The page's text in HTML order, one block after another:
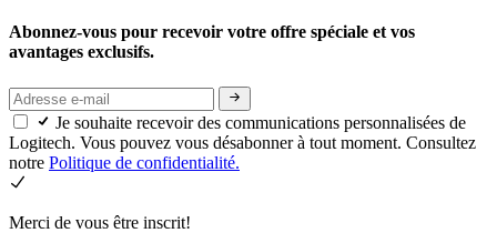
Abonnez-vous pour recevoir votre offre spéciale et vos
avantages exclusifs.
Je souhaite recevoir des communications personnalisées de
Logitech. Vous pouvez vous désabonner à tout moment. Consultez
notre Politique de confidentialité.
Merci de vous être inscrit!